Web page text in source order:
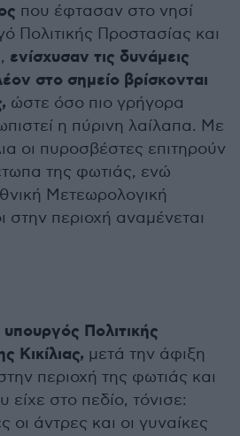
που έφτασαν στο νησί
Πολιτικής Προστασίας και
ενίσχυσαν τις δυνάμεις
στο σημείο βρίσκονται
ώστε όσο πιο γρήγορα
η πύρινη λαίλαπα. Με
οι πυροσβέστες επιτηρούν
της φωτιάς, ενώ
Μετεωρολογική
στην περιοχή αναμένεται
υπουργός Πολιτικής
Κικίλιας, μετά την άφιξη
περιοχή της φωτιάς και
στο πεδίο, τόνισε:
οι άντρες και οι γυναίκες